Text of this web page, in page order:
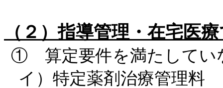
（２）指導管理・在宅
① 算定要件を満たしてい
イ）特定薬剤治療管理料